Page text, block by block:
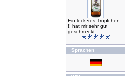
Ein leckeres Tröpfchen
!! hat mir sehr gut
geschmeckt. ..
Sprachen